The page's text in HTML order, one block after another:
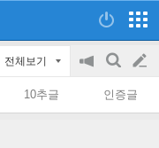
전체보기
공
on/off
검
색
글
쓰
10추글 인증글